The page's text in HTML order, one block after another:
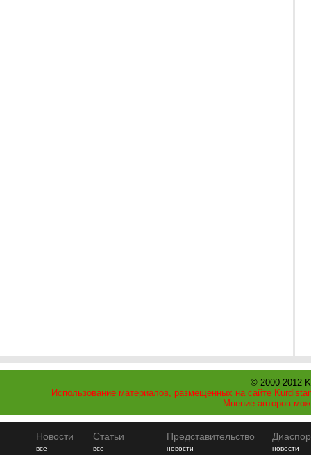
© 2000-2012
Использование материалов, размещенных на сайте
Мнение авторов
Новости
все
Статьи
все
Представительство
новости
новости